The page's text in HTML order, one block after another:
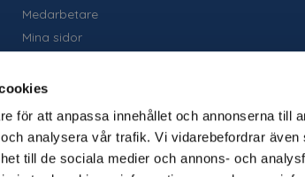
för att anpassa innehållet och annonserna till
analysera vår trafik. Vi vidarebefordrar även
till de sociala medier och annons- och
Medarbetare
Mina sidor
Allmänna villkor